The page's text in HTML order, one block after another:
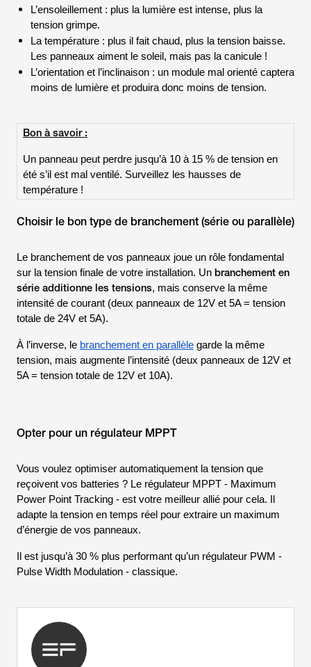
L’ensoleillement : plus la lumière est intense, plus la
tension grimpe.
La température : plus il fait chaud, plus la tension baisse.
Les panneaux aiment le soleil, mais pas la canicule !
L’orientation et l’inclinaison : un module mal orienté captera
moins de lumière et produira donc moins de tension.
Bon à savoir :
Un panneau peut perdre jusqu’à 10 à 15 % de tension en
été s’il est mal ventilé. Surveillez les hausses de
température !
Choisir le bon type de branchement (série ou parallèle)
Le branchement de vos panneaux joue un rôle fondamental
sur la tension finale de votre installation. Un branchement en
série additionne les tensions, mais conserve la même
intensité de courant (deux panneaux de 12V et 5A = tension
totale de 24V et 5A).
À l’inverse, le branchement en parallèle garde la même
tension, mais augmente l’intensité (deux panneaux de 12V et
5A = tension totale de 12V et 10A).
Opter pour un régulateur MPPT
Vous voulez optimiser automatiquement la tension que
reçoivent vos batteries ? Le régulateur MPPT - Maximum
Power Point Tracking - est votre meilleur allié pour cela. Il
adapte la tension en temps réel pour extraire un maximum
d’énergie de vos panneaux.
Il est jusqu’à 30 % plus performant qu’un régulateur PWM -
Pulse Width Modulation - classique.